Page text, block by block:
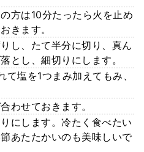
方は10分たったら火を止め
きます。
し、たて半分に切り、真ん
とし、細切りにします。
塩を1つまみ加えてもみ、
わせておきます。
にします。冷たく食べたい
あたたかいのも美味しいで